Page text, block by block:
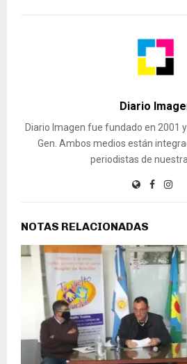
Diario
Diario Imagen fue fundado en 2001
Gen. Ambos medios están
periodistas de
NOTAS RELACIONADAS